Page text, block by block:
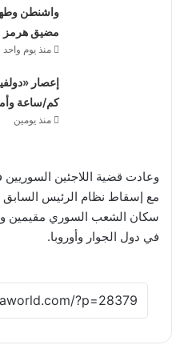
واشنطن
مضيق هرمز
منذ يوم واحد
كم/ساعة وأمواج
منذ يومين
وعادت قضية اللاجئين
مع إسقاط نظام الرئيس السابق
سكان الشعب السوري مقيمين
في دول الجوار وأوروبا.